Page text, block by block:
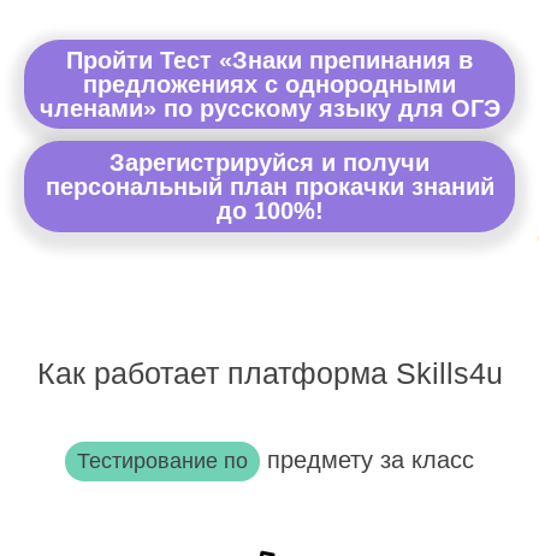
Пройти Тест «Знаки препинания в
предложениях с однородными
членами» по русскому языку для ОГЭ
Зарегистрируйся и получи
персональный план прокачки знаний
до 100%!
Как работает платформа Skills4u
Тестирование по предмету за класс